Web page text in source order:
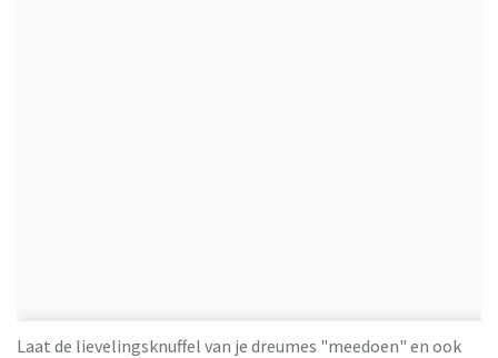
Laat de lievelingsknuffel van je dreumes "meedoen" en ook